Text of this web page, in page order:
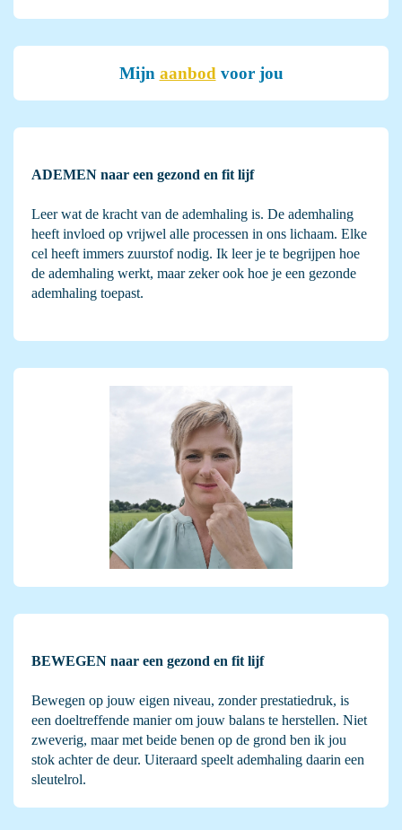
Mijn aanbodvoor jou
ADEMEN naar een gezond en fit lijf
Leer wat de kracht van de ademhaling is. De ademhaling
heeft invloed op vrijwel alle processen in ons lichaam. Elke
cel heeft immers zuurstof nodig. Ik leer je te begrijpen hoe
de ademhaling werkt, maar zeker ook hoe je een gezonde
ademhaling toepast.
BEWEGEN naar een gezond en fit lijf
Bewegen op jouw eigen niveau, zonder prestatiedruk, is
een doeltreffende manier om jouw balans te herstellen. Niet
zweverig, maar met beide benen op de grond ben ik jou
stok achter de deur. Uiteraard speelt ademhaling daarin een
sleutelrol.